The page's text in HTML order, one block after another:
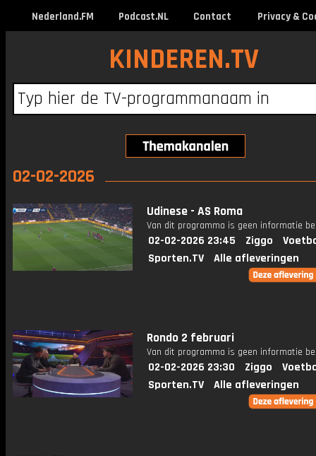
Nederland.FM Podcast.NL Contact Privacy &
KINDEREN.TV
02-02-2026
Udinese - AS Roma
Van dit programma is geen informatie
02-02-2026 23:45 Ziggo
Sporten.TV
Alle afleveringen
Rondo 2 februari
Van dit programma is geen informatie
02-02-2026 23:30 Ziggo
Sporten.TV
Alle afleveringen